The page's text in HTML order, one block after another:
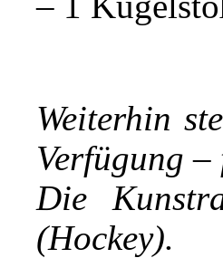
Weiterhin
Verfügung
Die
(Hockey).